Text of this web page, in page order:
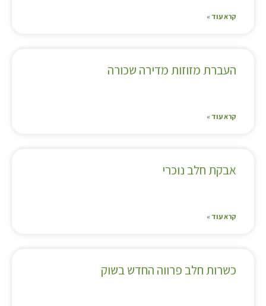
קרא עוד »
העברת מזוזות מדירה שכורה
קרא עוד »
אבקת חלב נוכרי
קרא עוד »
כשרות חלב פרווה החדש בשוק